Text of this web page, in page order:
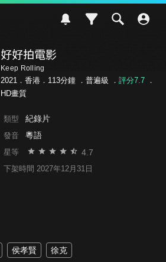
好好拍電影
Keep Rolling
2021．香港．113分鐘 ． 普遍級 ． 評分7.7．
HD畫質
類型 紀錄片
發音 粵語
星等 4.7
下架時間 2027年12月31日
侯孝賢 徐克